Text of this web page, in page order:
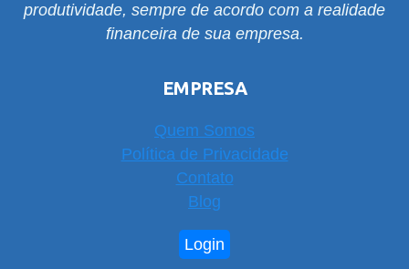
produtividade, sempre de acordo com a realidade
financeira de sua empresa.
EMPRESA
Quem Somos
Política de Privacidade
Contato
Blog
Login